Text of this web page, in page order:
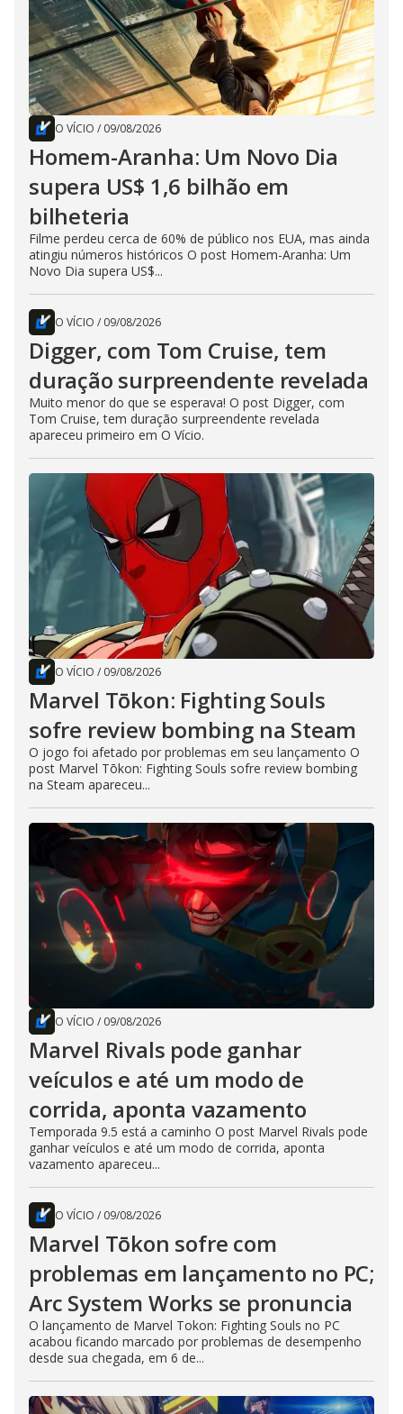
O VÍCIO / 09/08/2026
Homem-Aranha: Um Novo Dia
supera US$ 1,6 bilhão em
bilheteria
Filme perdeu cerca de 60% de público nos EUA, mas ainda
atingiu números históricos O post Homem-Aranha: Um
Novo Dia supera US$...
O VÍCIO / 09/08/2026
Digger, com Tom Cruise, tem
duração surpreendente revelada
Muito menor do que se esperava! O post Digger, com
Tom Cruise, tem duração surpreendente revelada
apareceu primeiro em O Vício.
O VÍCIO / 09/08/2026
Marvel Tōkon: Fighting Souls
sofre review bombing na Steam
O jogo foi afetado por problemas em seu lançamento O
post Marvel Tōkon: Fighting Souls sofre review bombing
na Steam apareceu...
O VÍCIO / 09/08/2026
Marvel Rivals pode ganhar
veículos e até um modo de
corrida, aponta vazamento
Temporada 9.5 está a caminho O post Marvel Rivals pode
ganhar veículos e até um modo de corrida, aponta
vazamento apareceu...
O VÍCIO / 09/08/2026
Marvel Tōkon sofre com
problemas em lançamento no PC;
Arc System Works se pronuncia
O lançamento de Marvel Tokon: Fighting Souls no PC
acabou ficando marcado por problemas de desempenho
desde sua chegada, em 6 de...